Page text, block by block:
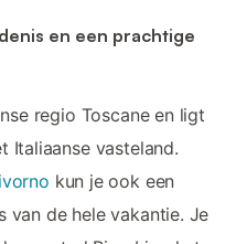
en een prachtige
regio Toscane en ligt
Italiaanse vasteland.
kun je ook een
van de hele vakantie. Je